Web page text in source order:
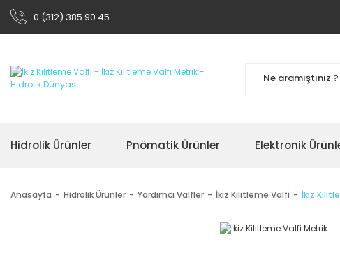
0 (312) 385 90 45
Hidrolik Ürünler Pnömatik Ürünler Elektronik
Anasayfa Hidrolik Ürünler Yardımcı Valfler İkiz Kilitleme Valfi İkiz